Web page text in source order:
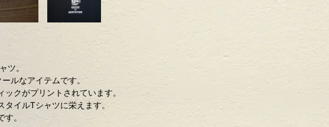
ツ。
ルなアイテムです。
クがプリントされています。
イルTシャツに栄えます。
。